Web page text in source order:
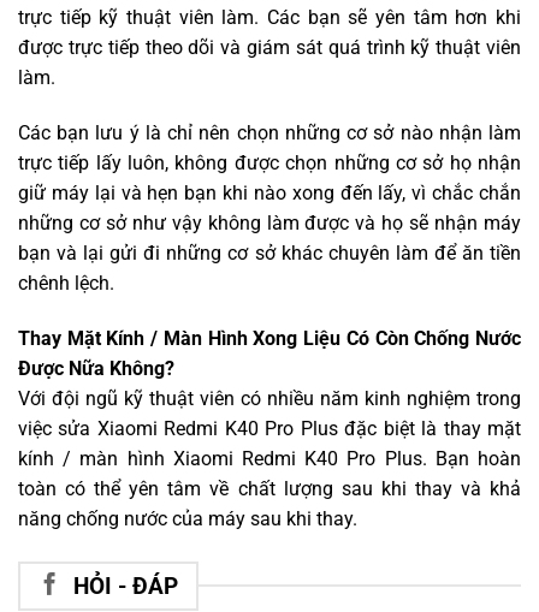
trực tiếp kỹ thuật viên làm. Các bạn sẽ yên tâm hơn khi
được trực tiếp theo dõi và giám sát quá trình kỹ thuật viên
làm.
Các bạn lưu ý là chỉ nên chọn những cơ sở nào nhận làm
trực tiếp lấy luôn, không được chọn những cơ sở họ nhận
giữ máy lại và hẹn bạn khi nào xong đến lấy, vì chắc chắn
những cơ sở như vậy không làm được và họ sẽ nhận máy
bạn và lại gửi đi những cơ sở khác chuyên làm để ăn tiền
chênh lệch.
Thay Mặt Kính / Màn Hình Xong Liệu Có Còn Chống Nước
Được Nữa Không?
Với đội ngũ kỹ thuật viên có nhiều năm kinh nghiệm trong
việc sửa Xiaomi Redmi K40 Pro Plus đặc biệt là thay mặt
kính / màn hình Xiaomi Redmi K40 Pro Plus. Bạn hoàn
toàn có thể yên tâm về chất lượng sau khi thay và khả
năng chống nước của máy sau khi thay.
HỎI - ĐÁP